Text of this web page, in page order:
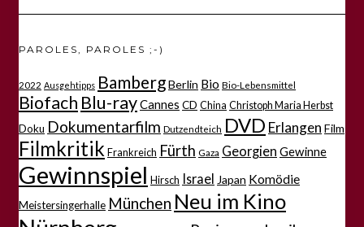
PAROLES, PAROLES ;-)
2022 Ausgehtipps BambergBerlin Bio Bio-Lebensmittel
Biofach Blu-rayCannes CD China Christoph Maria Herbst
Doku Dokumentarfilm Dutzendteich DVD Erlangen Film
Filmkritik Frankreich Fürth Gaza Georgien Gewinne
Gewinnspiel Hirsch Israel Japan Komödie
Meistersingerhalle München Neu im Kino